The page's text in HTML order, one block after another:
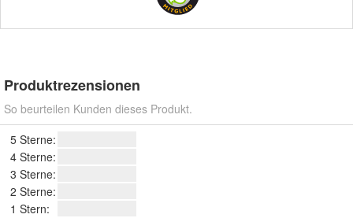
Produktrezensionen
So beurteilen Kunden dieses Produkt.
5 Sterne:
4 Sterne:
3 Sterne:
2 Sterne:
1 Stern: